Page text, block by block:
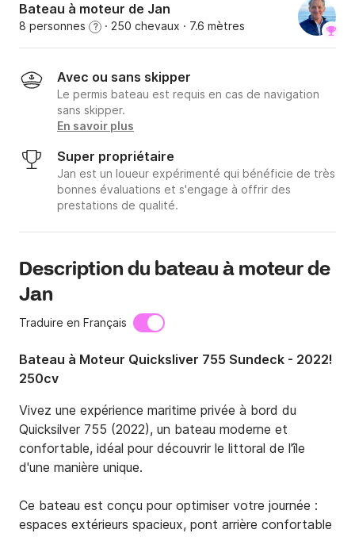
Bateau à moteur de Jan
8 personnes ? · 250 chevaux · 7.6 mètres
Avec ou sans skipper
Le permis bateau est requis en cas de navigation
sans skipper.
En savoir plus
Super propriétaire
Jan est un loueur expérimenté qui bénéficie de très
bonnes évaluations et s'engage à offrir des
prestations de qualité.
Description du bateau à moteur de
Jan
Traduire en Français
Bateau à Moteur Quicksliver 755 Sundeck - 2022!
250cv
Vivez une expérience maritime privée à bord du
Quicksilver 755 (2022), un bateau moderne et
confortable, idéal pour découvrir le littoral de l'île
d'une manière unique.
Ce bateau est conçu pour optimiser votre journée :
espaces extérieurs spacieux, pont arrière confortable